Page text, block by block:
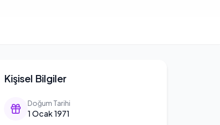
Kişisel Bilgiler
Doğum Tarihi
1 Ocak 1971